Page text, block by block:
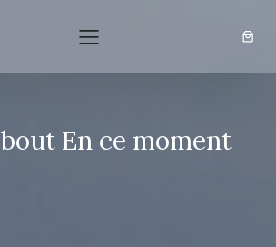
En ce moment